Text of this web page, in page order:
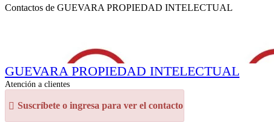
Contactos de GUEVARA PROPIEDAD INTELECTUAL
GUEVARA PROPIEDAD INTELECTUAL
Atención a clientes
Suscríbete o ingresa para ver el contacto